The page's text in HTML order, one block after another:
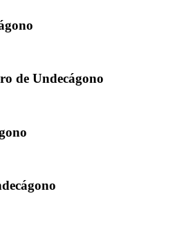
de Undecágono